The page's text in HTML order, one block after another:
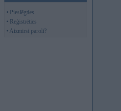
• Pieslēgties
• Reģistrēties
• Aizmirsi paroli?